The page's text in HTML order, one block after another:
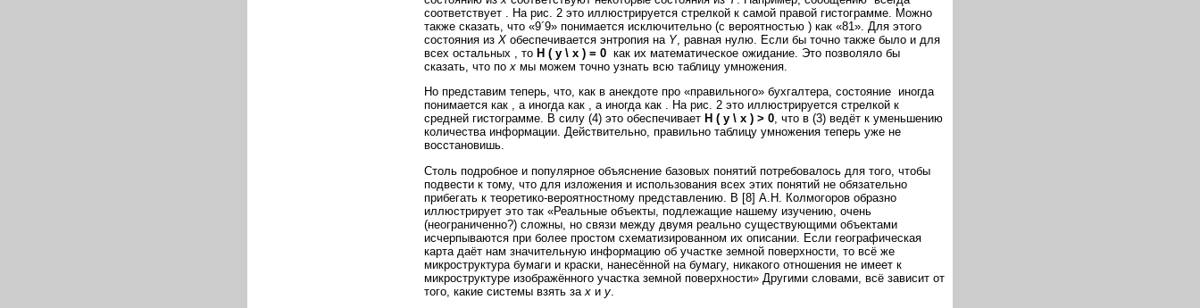
соответствует
. На рис. 2 это иллюстрируется стрелкой к самой правой гистограмме. Можно
также сказать, что «9´9» понимается исключительно (с вероятностью ) как «81». Для этого
состояния из X обеспечивается энтропия на Y, равная нулю. Если бы точно также было и для
всех остальных
, то H ( y \ x ) = 0 как их математическое ожидание. Это позволяло бы
сказать, что по x мы можем точно узнать всю таблицу умножения.
Но представим теперь, что, как в анекдоте про «правильного» бухгалтера, состояние иногда
понимается как , а иногда как , а иногда как . На рис. 2 это иллюстрируется стрелкой к
средней гистограмме. В силу (4) это обеспечивает H ( y \ x ) > 0, что в (3) ведёт к уменьшению
количества информации. Действительно, правильно таблицу умножения теперь уже не
восстановишь.
Столь подробное и популярное объяснение базовых понятий потребовалось для того, чтобы
подвести к тому, что для изложения и использования всех этих понятий не обязательно
прибегать к теоретико-вероятностному представлению. В [8] А.Н. Колмогоров образно
иллюстрирует это так «Реальные объекты, подлежащие нашему изучению, очень
(неограниченно?) сложны, но связи между двумя реально существующими объектами
исчерпываются при более простом схематизированном их описании. Если географическая
карта даёт нам значительную информацию об участке земной поверхности, то всё же
микроструктура бумаги и краски, нанесённой на бумагу, никакого отношения не имеет к
микроструктуре изображённого участка земной поверхности» Другими словами, всё зависит от
того, какие системы взять за x и y